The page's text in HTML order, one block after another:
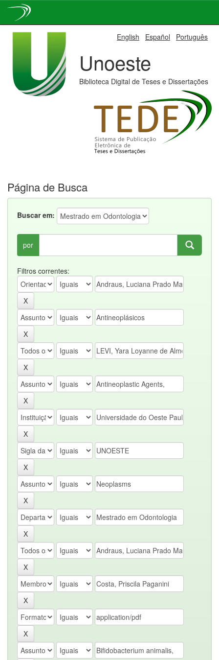
English Español Português
Unoeste
Biblioteca Digital de Teses e Dissertações
Página de Busca
Buscar em:
por
Filtros correntes: